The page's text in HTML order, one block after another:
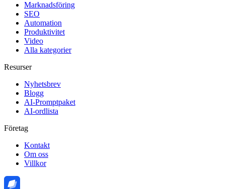
Marknadsföring
SEO
Automation
Produktivitet
Video
Alla kategorier
Resurser
Nyhetsbrev
Blogg
AI-Promptpaket
AI-ordlista
Företag
Kontakt
Om oss
Villkor